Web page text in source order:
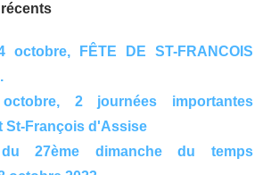
octobre, FÊTE DE ST-FRANCOIS
2 journées importantes
St-François d'Assise
du 27ème dimanche du temps